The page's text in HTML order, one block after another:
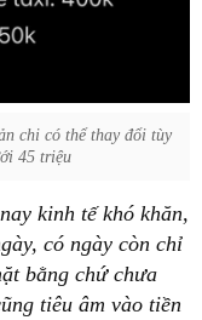
chi có thể thay đổi tùy
45 triệu
kinh tế khó khăn,
có ngày còn chỉ
bằng chứ chưa
tiêu âm vào tiền